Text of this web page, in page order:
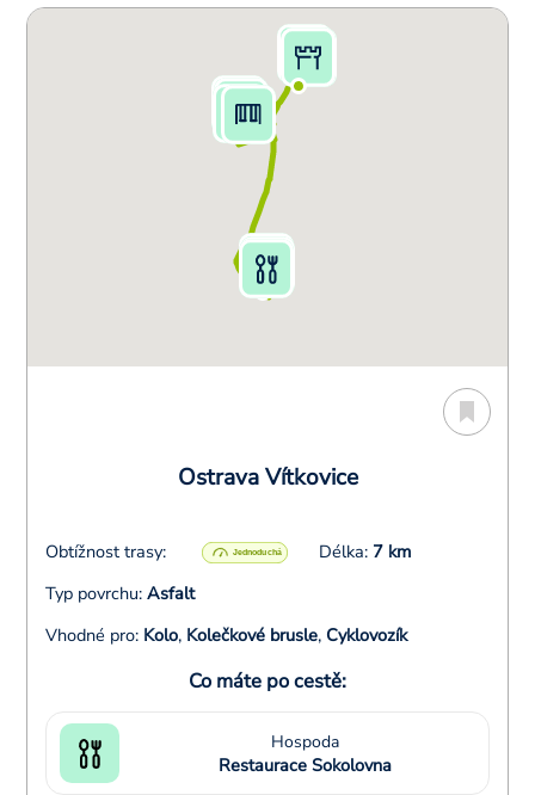
Ostrava Vítkovice
Obtížnost trasy: Délka: 7 km
Typ povrchu: Asfalt
Vhodné pro: Kolo, Kolečkové brusle, Cyklovozík
Co máte po cestě:
Hospoda
Restaurace Sokolovna